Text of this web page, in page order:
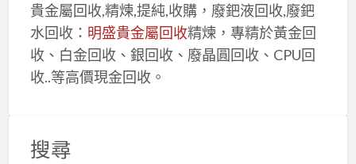
貴金屬回收,精煉,提純,收購，廢鈀液回收,廢鈀
水回收： 明盛貴金屬回收精煉，專精於黃金回
收、白金回收、銀回收、廢晶圓回收、CPU回
收..等高價現金回收。
搜尋